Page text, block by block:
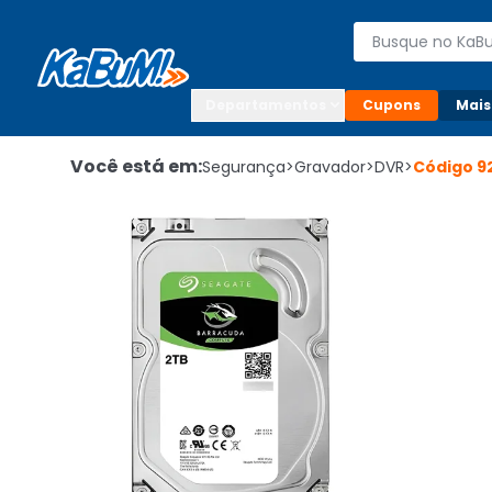
Buscar
Cupons
Você está em:Segurança>Gravador>DVR>Código